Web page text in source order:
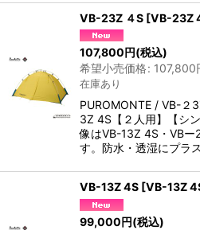
VB-23Z ４S [VB-23Z
107,800円(税込)
希望小売価格: 107,800
在庫あり
PUROMONTE / VB-２
3Z 4S【２人用】【シ
像はVB-13Z 4S・VBー
す。防水・透湿にプラ
VB-13Z 4S [VB-13Z
99,000円(税込)